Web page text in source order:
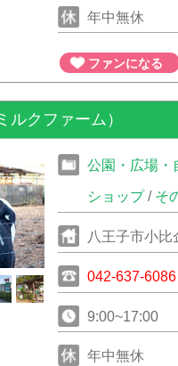
ーダー21：00
年中無休
ファンになる
ルクファーム）
公園・広場・
ショップ/ そ
八王子市小比
042-637-6086
9:00~17:00
年中無休